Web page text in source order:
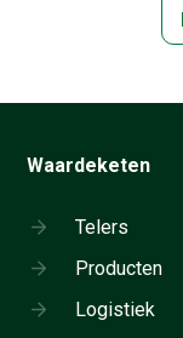
Waardeketen
Telers
Producten
Logistiek